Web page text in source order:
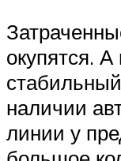
окупятся.
наличии
линии у